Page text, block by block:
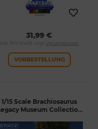
31,99 €
inkl. 19 % MwSt. zzgl. Versandkosten
VORBESTELLUNG
1/15 Scale Brachiosaurus
Museum Collection